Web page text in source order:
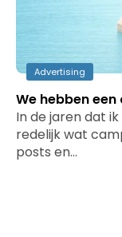
Advertising
We hebben
In de jaren dat
redelijk wat
posts en…